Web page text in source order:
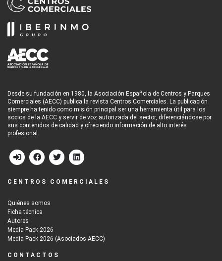
Desde su fundación en 1980, la Asociación Española de Centros y Parques
Comerciales (AECC) publica la revista Centros Comerciales. La publicación
siempre ha tenido como misión principal ser una herramienta útil para los
socios de la AECC y servir de voz autorizada del sector, diferenciándose por
sus contenidos de calidad y ofreciendo información de alto interés
profesional.
CENTROS COMERCIALES
Quiénes somos
Ficha técnica
Autores
Media Pack 2026
Media Pack 2026 (Asociados AECC)
CONTACTOS